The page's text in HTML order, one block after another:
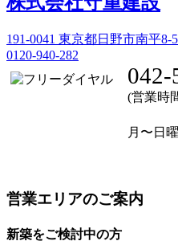
191-0041 東京都日野市南平8-
0120-940-282
042-
(営業時
月〜日
営業エリアのご案内
新築をご検討中の方